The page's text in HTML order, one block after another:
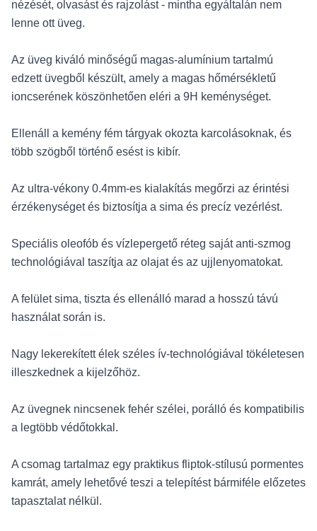
nézését, olvasást és rajzolást - mintha egyáltalán nem
lenne ott üveg.
Az üveg kiváló minőségű magas-alumínium tartalmú
edzett üvegből készült, amely a magas hőmérsékletű
ioncserének köszönhetően eléri a 9H keménységet.
Ellenáll a kemény fém tárgyak okozta karcolásoknak, és
több szögből történő esést is kibír.
Az ultra-vékony 0.4mm-es kialakítás megőrzi az érintési
érzékenységet és biztosítja a sima és precíz vezérlést.
Speciális oleofób és vízlepergető réteg saját anti-szmog
technológiával taszítja az olajat és az ujjlenyomatokat.
A felület sima, tiszta és ellenálló marad a hosszú távú
használat során is.
Nagy lekerekített élek széles ív-technológiával tökéletesen
illeszkednek a kijelzőhöz.
Az üvegnek nincsenek fehér szélei, porálló és kompatibilis
a legtöbb védőtokkal.
A csomag tartalmaz egy praktikus fliptok-stílusú pormentes
kamrát, amely lehetővé teszi a telepítést bármiféle előzetes
tapasztalat nélkül.